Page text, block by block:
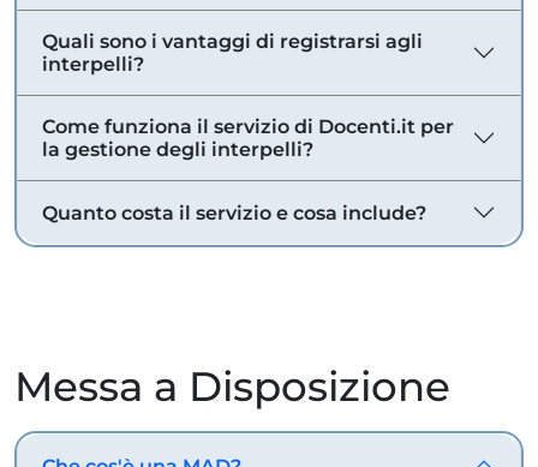
Quali sono i vantaggi di registrarsi agli
interpelli?
Come funziona il servizio di Docenti.it per
la gestione degli interpelli?
Quanto costa il servizio e cosa include?
Messa a Disposizione